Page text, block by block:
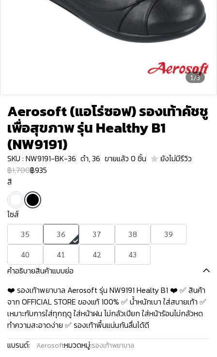
1/3
Aerosoft (แอโร่ซอฟ) รองเท้าคัชชู
เพื่อสุขภาพ รุ่น Healthy B1
(NW9191)
SKU : NW9191-BK-36 ดำ, 36 ขายแล้ว 0 ชิ้น
ยังไม่มีรีวิว
฿1,700฿935
สี
ไซส์
35 36 37 38
39
40
41 42 43
คำอธิบายสินค้าแบบย่อ
❤️ รองเท้าพยาบาล Aerosoft รุ่น NW9191 Healty B1 ❤️ ✅ สินค้า
จาก OFFICIAL STORE ของแท้ 100% ✅ น้ำหนักเบา ใส่สบายเท้า ✅
เหมาะกับการใส่ทุกฤดู ใส่หน้าฝน ไม่กลัวเปียก ใส่หน้าร้อนไม่กลัวหด
ทำความสะอาดง่าย ✅ รองเท้าพื้นแน่นกันลื่นได้ดี
แบรนด์:
Aerosoftหมวดหมู่:รองเท้าพยาบาล